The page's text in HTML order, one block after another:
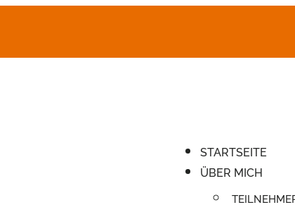
STARTSEITE
ÜBER MICH